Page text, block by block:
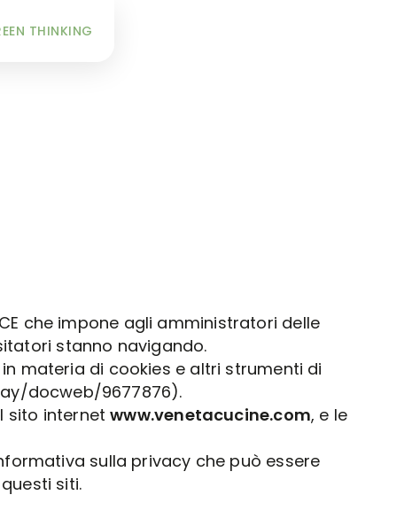
THINKING
che impone agli amministratori delle
stanno navigando.
materia di cookies e altri strumenti di
docweb/9677876).
sito internetwww.venetacucine.com, e le
sulla privacy che può essere
siti.